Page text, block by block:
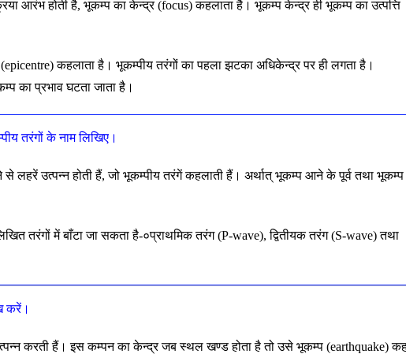
आरंभ होती है, भूकम्प का केन्द्र (focus) कहलाता है। भूकम्प केन्द्र ही भूकम्प का उत्पत्ति
कहलाता है। भूकम्पीय तरंगों का पहला झटका अधिकेन्द्र पर ही लगता है।
का प्रभाव घटता जाता है।
तरंगों के नाम लिखिए।
से लहरें उत्पन्न होती हैं, जो भूकम्पीय तरंगें कहलाती हैं। अर्थात् भूकम्प आने के पूर्व तथा
तरंगों में बाँटा जा सकता है-०प्राथमिक तरंग (P-wave), द्वितीयक तरंग (S-wave) तथा
करें।
करती हैं। इस कम्पन का केन्द्र जब स्थल खण्ड होता है तो उसे भूकम्प (earthquake)